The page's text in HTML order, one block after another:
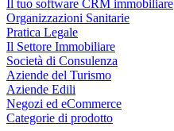
Il tuo software CRM immobiliare
Organizzazioni Sanitarie
Pratica Legale
Il Settore Immobiliare
Società di Consulenza
Aziende del Turismo
Aziende Edili
Negozi ed eCommerce
Categorie di prodotto